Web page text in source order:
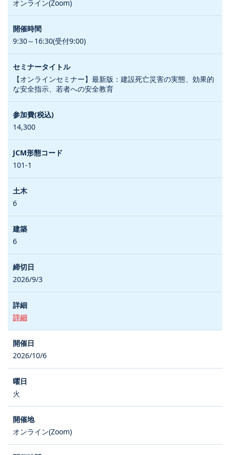
オンライン(Zoom)
9:30～16:30(受付9:00)
【オンラインセミナー】最新版：建設死亡災害の実態、効果的
な安全指示、若者への安全教育
14,300
101-1
6
6
2026/9/3
詳細
2026/10/6
火
オンライン(Zoom)